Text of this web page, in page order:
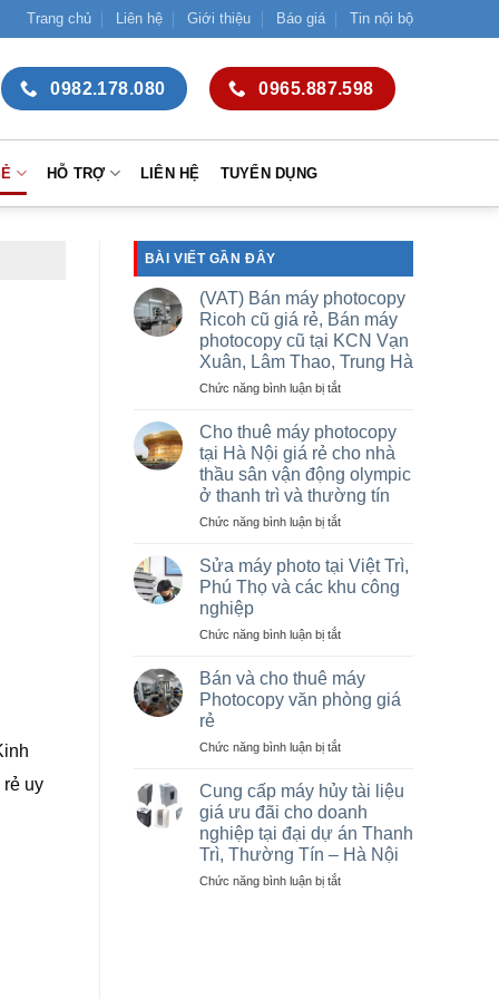
Trang chủ Liên hệ Giới thiệu Báo giá Tin nội bộ
0982.178.080 0965.887.598
HỖ TRỢ LIÊN HỆ TUYỂN DỤNG
uy
BÀI VIẾT GẦN ĐÂY
(VAT) Bán máy photocopy
Ricoh cũ giá rẻ, Bán máy
photocopy cũ tại KCN Vạn
Xuân, Lâm Thao, Trung Hà
Chức năng bình luận bị tắtở
Bán
máy
photocopy
Ricoh
cũ
giá
Bán
máy
photocopy
tại
Vạn
Xuân,
Lâm
Trung
Cho thuê máy photocopy
tại Hà Nội giá rẻ cho nhà
thầu sân vận động olympic
ở thanh trì và thường tín
Chức năng bình luận bị tắtở
thuê
máy
photocopy
Hà
giá
rẻ
cho
thầu
vận
động
olympic
ở
thanh
trì
Sửa máy photo tại Việt Trì,
Phú Thọ và các khu công
nghiệp
Chức năng bình luận bị tắtở
máy
photo
tại
Trì,
Thọ
và
các
khu
công
nghiệp
Bán và cho thuê máy
Photocopy văn phòng giá
rẻ
Chức năng bình luận bị tắtở
cho
thuê
máy
Photocopy
văn
Cung cấp máy hủy tài liệu
giá ưu đãi cho doanh
nghiệp tại đại dự án Thanh
Trì, Thường Tín – Hà Nội
Chức năng bình luận bị tắtở